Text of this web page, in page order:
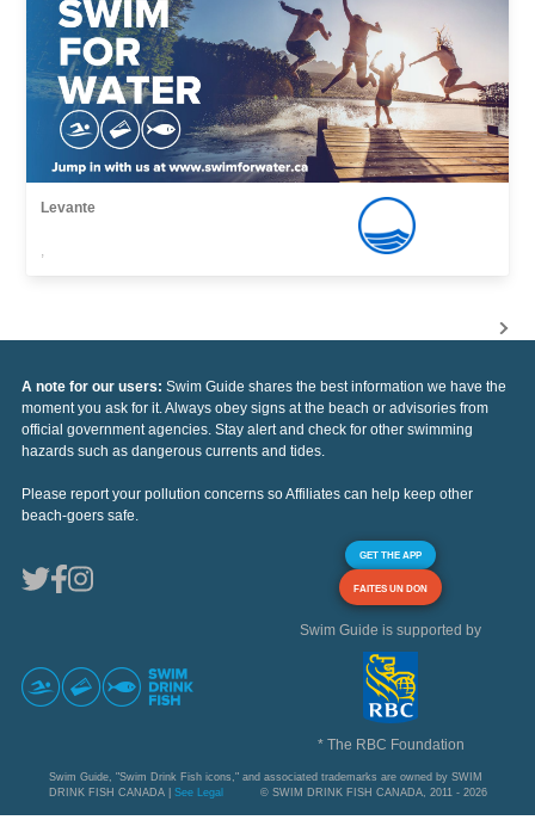
Levante
,
A note for our users: Swim Guide shares the best information we have the
moment you ask for it. Always obey signs at the beach or advisories from
official government agencies. Stay alert and check for other swimming
hazards such as dangerous currents and tides.
Please report your pollution concerns so Affiliates can help keep other
beach-goers safe.
GET THE APP
FAITES UN DON
Swim Guide is supported by
* The RBC Foundation
Swim Guide, "Swim Drink Fish icons," and associated trademarks are owned by SWIM
DRINK FISH CANADA | See Legal © SWIM DRINK FISH CANADA, 2011 - 2026